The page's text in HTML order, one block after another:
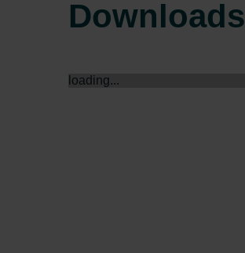
Downloads
loading...